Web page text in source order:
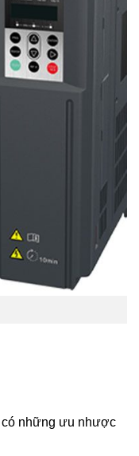
có những ưu nhược